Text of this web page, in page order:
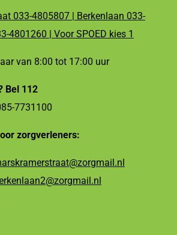
033-4805807 | Berkenlaan 033-
4801260 | Voor SPOED kies 1
van 8:00 tot 17:00 uur
Bel 112
7731100
zorgverleners: